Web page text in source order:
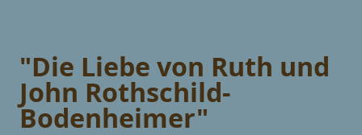
"Die Liebe von Ruth und
John Rothschild-
Bodenheimer"